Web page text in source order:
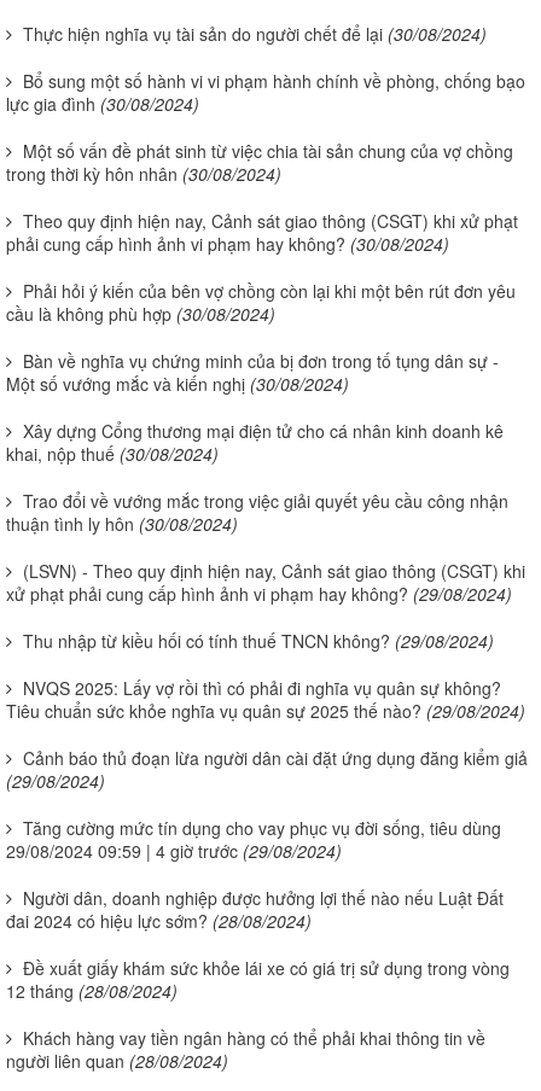
Thực hiện nghĩa vụ tài sản do người chết để lại (30/08/2024)
Bổ sung một số hành vi vi phạm hành chính về phòng, chống bạo
lực gia đình (30/08/2024)
Một số vấn đề phát sinh từ việc chia tài sản chung của vợ chồng
trong thời kỳ hôn nhân (30/08/2024)
Theo quy định hiện nay, Cảnh sát giao thông (CSGT) khi xử phạt
phải cung cấp hình ảnh vi phạm hay không? (30/08/2024)
Phải hỏi ý kiến của bên vợ chồng còn lại khi một bên rút đơn yêu
cầu là không phù hợp (30/08/2024)
Bàn về nghĩa vụ chứng minh của bị đơn trong tố tụng dân sự -
Một số vướng mắc và kiến nghị (30/08/2024)
Xây dựng Cổng thương mại điện tử cho cá nhân kinh doanh kê
khai, nộp thuế (30/08/2024)
Trao đổi về vướng mắc trong việc giải quyết yêu cầu công nhận
thuận tình ly hôn (30/08/2024)
(LSVN) - Theo quy định hiện nay, Cảnh sát giao thông (CSGT) khi
xử phạt phải cung cấp hình ảnh vi phạm hay không? (29/08/2024)
Thu nhập từ kiều hối có tính thuế TNCN không? (29/08/2024)
NVQS 2025: Lấy vợ rồi thì có phải đi nghĩa vụ quân sự không?
Tiêu chuẩn sức khỏe nghĩa vụ quân sự 2025 thế nào? (29/08/2024)
Cảnh báo thủ đoạn lừa người dân cài đặt ứng dụng đăng kiểm giả
(29/08/2024)
Tăng cường mức tín dụng cho vay phục vụ đời sống, tiêu dùng
29/08/2024 09:59 | 4 giờ trước (29/08/2024)
Người dân, doanh nghiệp được hưởng lợi thế nào nếu Luật Đất
đai 2024 có hiệu lực sớm? (28/08/2024)
Đề xuất giấy khám sức khỏe lái xe có giá trị sử dụng trong vòng
12 tháng (28/08/2024)
Khách hàng vay tiền ngân hàng có thể phải khai thông tin về
người liên quan (28/08/2024)